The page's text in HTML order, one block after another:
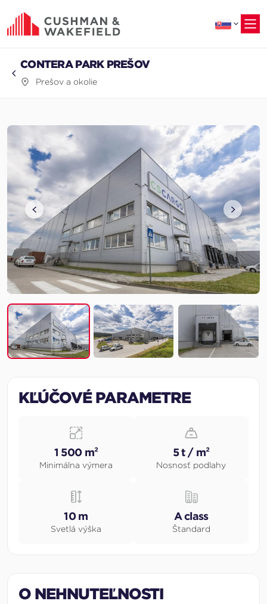
hlavný
obsah
CONTERA PARK PREŠOV
Prešov a okolie
KĽÚČOVÉ PARAMETRE
1 500 m²
Minimálna výmera
5 t / m²
Nosnosť podlahy
10 m
Svetlá výška
A class
Štandard
O NEHNUTEĽNOSTI